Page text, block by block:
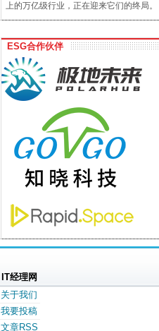
上的万亿级行业，正在迎来它们的终局。
ESG合作伙伴
IT经理网
关于我们
我要投稿
文章RSS